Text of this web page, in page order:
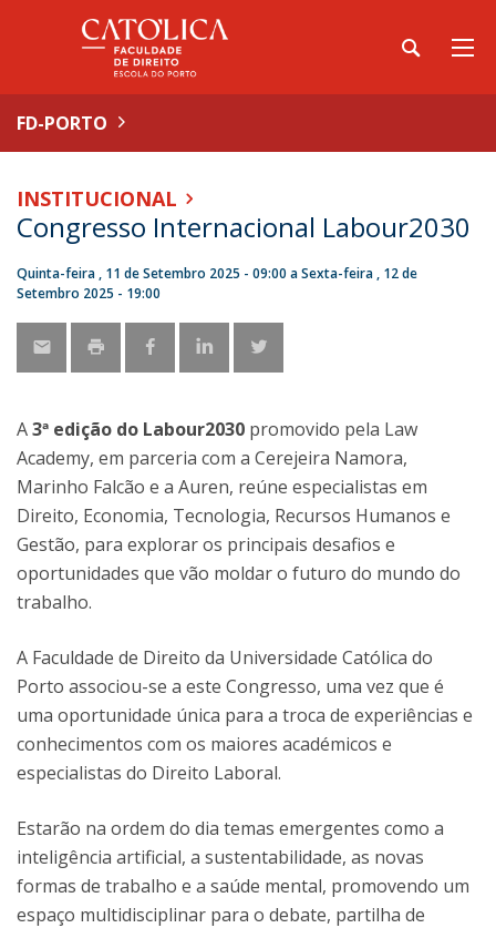
FD-PORTO
INSTITUCIONAL
Congresso Internacional Labour2030
Quinta-feira , 11 de Setembro 2025 - 09:00 aSexta-feira , 12 de
Setembro 2025 - 19:00
A3ª edição do Labour2030 promovido pela Law
Academy, em parceria com a Cerejeira Namora,
Marinho Falcão e a Auren, reúne especialistas em
Direito, Economia, Tecnologia, Recursos Humanos e
Gestão, para explorar os principais desafios e
oportunidades que vão moldar o futuro do mundo do
trabalho.
A Faculdade de Direito da Universidade Católica do
Porto associou-se a este Congresso, uma vez que é
uma oportunidade única para a troca de experiências e
conhecimentos com os maiores académicos e
especialistas do Direito Laboral.
Estarão na ordem do dia temas emergentes como a
inteligência artificial, a sustentabilidade, as novas
formas de trabalho e a saúde mental, promovendo um
espaço multidisciplinar para o debate, partilha de